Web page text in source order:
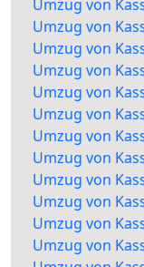
Umzug von
Umzug von
Umzug von
Umzug von
Umzug von
Umzug von
Umzug von
Umzug von
Umzug von
Umzug von
Umzug von
Umzug von